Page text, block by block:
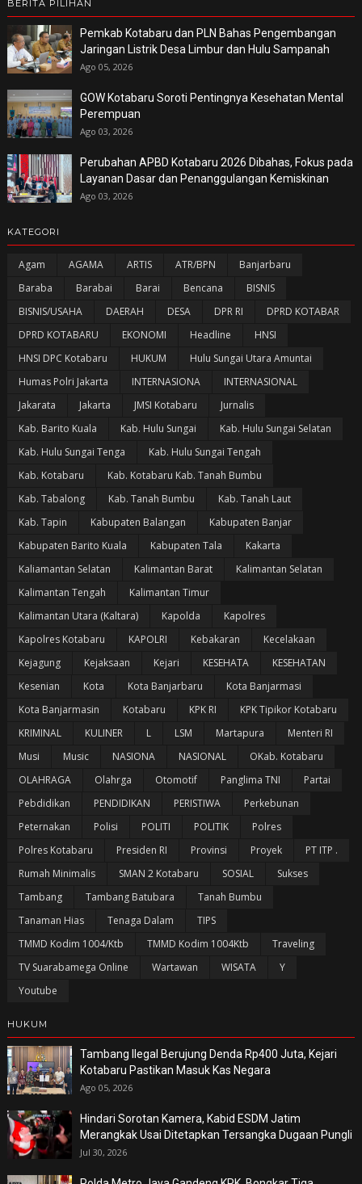
BERITA PILIHAN
Pemkab Kotabaru dan PLN Bahas Pengembangan
Jaringan Listrik Desa Limbur dan Hulu Sampanah
Ago 05, 2026
GOW Kotabaru Soroti Pentingnya Kesehatan Mental
Perempuan
Ago 03, 2026
Perubahan APBD Kotabaru 2026 Dibahas, Fokus pada
Layanan Dasar dan Penanggulangan Kemiskinan
Ago 03, 2026
KATEGORI
Agam AGAMA ARTIS ATR/BPN
Banjarbaru
Baraba
Barabai Barai Bencana
BISNIS
BISNIS/USAHA
DAERAH DESA DPR RI
DPRD KOTABAR
DPRD KOTABARU
EKONOMI Headline
HNSI
HNSI DPC Kotabaru
HUKUM
Hulu Sungai Utara Amuntai
Humas Polri Jakarta
INTERNASIONA
INTERNASIONAL
Jakarata
Jakarta JMSI Kotabaru
Jurnalis
Kab. Barito Kuala
Kab. Hulu Sungai
Kab. Hulu Sungai Selatan
Kab. Hulu Sungai Tenga
Kab. Hulu Sungai Tengah
Kab. Kotabaru
Kab. Kotabaru Kab. Tanah Bumbu
Kab. Tabalong
Kab. Tanah Bumbu
Kab. Tanah Laut
Kab. Tapin
Kabupaten Balangan
Kabupaten Banjar
Kabupaten Barito Kuala
Kabupaten Tala
Kakarta
Kaliamantan Selatan
Kalimantan Barat
Kalimantan Selatan
Kalimantan Tengah
Kalimantan Timur
Kalimantan Utara (Kaltara)
Kapolda
Kapolres
Kapolres Kotabaru
KAPOLRI Kebakaran
Kecelakaan
Kejagung
Kejaksaan Kejari KESEHATA
KESEHATAN
Kesenian
Kota Kota Banjarbaru
Kota Banjarmasi
Kota Banjarmasin
Kotabaru KPK RI
KPK Tipikor Kotabaru
KRIMINAL
KULINER L LSM Martapura
Menteri RI
Musi
Music NASIONA NASIONAL
OKab. Kotabaru
OLAHRAGA
Olahrga Otomotif Panglima TNI
Partai
Pebdidikan
PENDIDIKAN PERISTIWA
Perkebunan
Peternakan
Polisi POLITI POLITIK
Polres
Polres Kotabaru
Presiden RI Provinsi Proyek
PT ITP .
Rumah Minimalis
SMAN 2 Kotabaru SOSIAL
Sukses
Tambang
Tambang Batubara
Tanah Bumbu
Tanaman Hias
Tenaga Dalam
TIPS
TMMD Kodim 1004/Ktb
TMMD Kodim 1004Ktb
Traveling
TV Suarabamega Online
Wartawan WISATA
Y
Youtube
HUKUM
Tambang Ilegal Berujung Denda Rp400 Juta, Kejari
Kotabaru Pastikan Masuk Kas Negara
Ago 05, 2026
Hindari Sorotan Kamera, Kabid ESDM Jatim
Merangkak Usai Ditetapkan Tersangka Dugaan Pungli
Jul 30, 2026